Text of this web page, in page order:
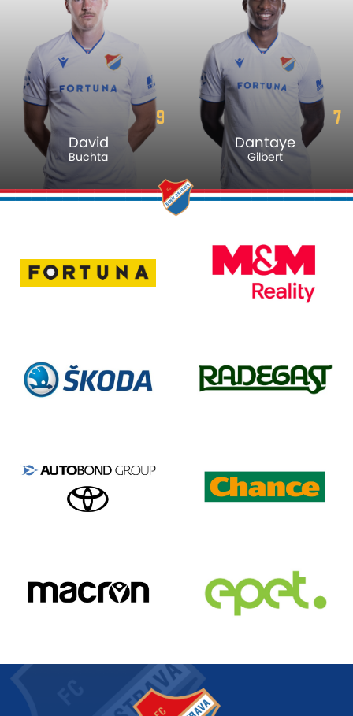
9
David
Buchta
7
Dantaye
Gilbert